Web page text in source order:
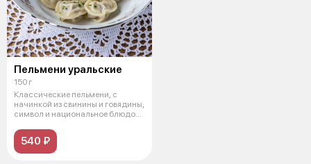
Пельмени уральские
150 г
Классические пельмени, с
начинкой из свинины и говядины,
символ и национальное блюдо
540 ₽